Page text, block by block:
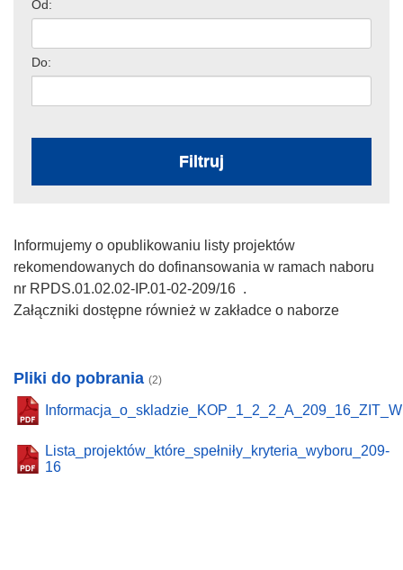
Od:
Do:
Filtruj
Informujemy o opublikowaniu listy projektów
rekomendowanych do dofinansowania w ramach naboru
nr RPDS.01.02.02-IP.01-02-209/16 .
Załączniki dostępne również w zakładce o naborze
Pliki do pobrania (2)
Lista_projektów_które_spełniły_kryteria_wyboru_209-
16